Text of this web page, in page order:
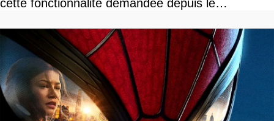
cette fonctionnalité demandée depuis le